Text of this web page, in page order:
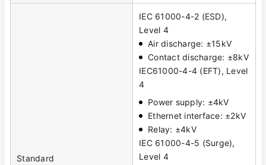
Standard
IEC 61000-4-2 (ESD),
Level 4
Air discharge: ±15kV
Contact discharge: ±8kV
IEC61000-4-4 (EFT), Level
4
Power supply: ±4kV
Ethernet interface: ±2kV
Relay: ±4kV
IEC 61000-4-5 (Surge),
Level 4